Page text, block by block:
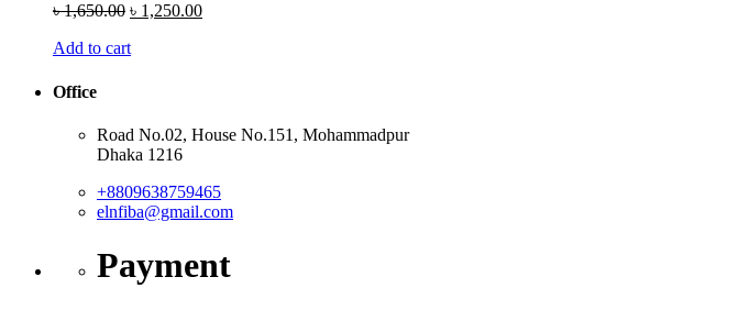
৳1,650.00 ৳ 1,250.00
Add to cart
Office
Road No.02, House No.151, Mohammadpur
Dhaka 1216
+8809638759465
elnfiba@gmail.com
Payment